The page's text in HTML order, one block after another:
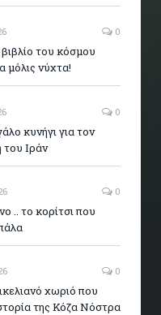
0
του κόσμου
μόλις νύχτα!
0
κυνήγι για τον
του Ιράν
0
.. το κορίτσι που
0
χωριό που
της Κόζα Νόστρα